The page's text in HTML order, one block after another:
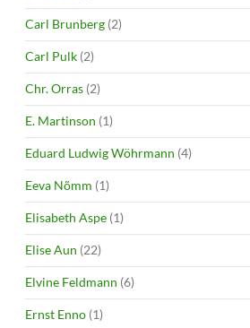
Carl Brunberg (2)
Carl Pulk (2)
Chr. Orras (2)
E. Martinson (1)
Eduard Ludwig Wöhrmann (4)
Eeva Nõmm (1)
Elisabeth Aspe (1)
Elise Aun (22)
Elvine Feldmann (6)
Ernst Enno (1)